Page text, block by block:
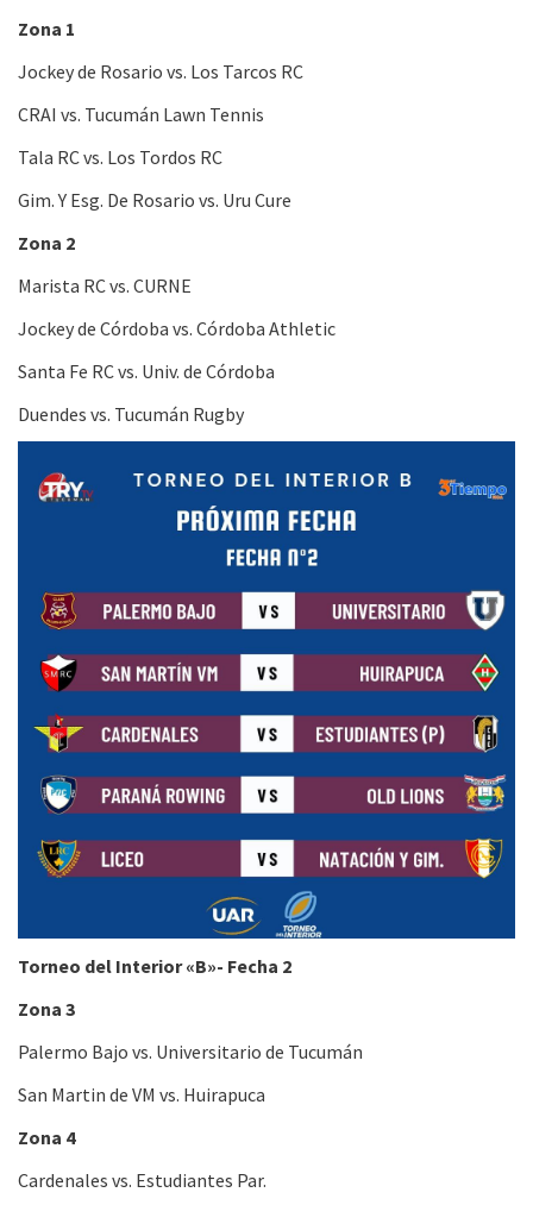
Zona 1
Jockey de Rosario vs. Los Tarcos RC
CRAI vs. Tucumán Lawn Tennis
Tala RC vs. Los Tordos RC
Gim. Y Esg. De Rosario vs. Uru Cure
Zona 2
Marista RC vs. CURNE
Jockey de Córdoba vs. Córdoba Athletic
Santa Fe RC vs. Univ. de Córdoba
Duendes vs. Tucumán Rugby
Torneo del Interior «B»- Fecha 2
Zona 3
Palermo Bajo vs. Universitario de Tucumán
San Martin de VM vs. Huirapuca
Zona 4
Cardenales vs. Estudiantes Par.